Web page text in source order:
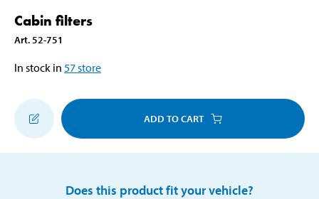
Cabin filters
Art. 52-751
In stock in 57store
ADD TO CART
Does this product fit your vehicle?